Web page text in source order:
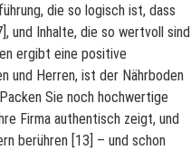
die so logisch ist, dass
und Inhalte, die so wertvoll sind
ergibt eine positive
und Herren, ist der Nährboden
Sie noch hochwertige
Firma authentisch zeigt, und
berühren [13] – und schon